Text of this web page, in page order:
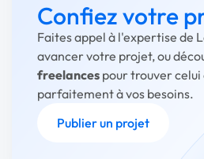
Confiez votre
Faites appel à l'expertise de
avancer votre projet, ou
freelances pour trouver
parfaitement à vos besoins.
Publier un projet